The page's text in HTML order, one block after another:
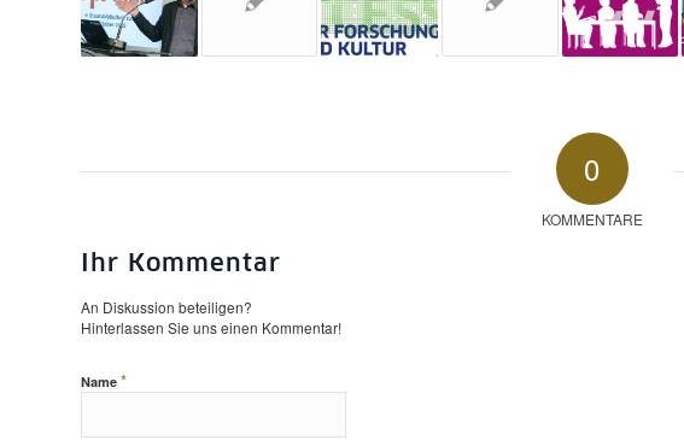
0
KOMMENTARE
Ihr Kommentar
An Diskussion beteiligen?
Hinterlassen Sie uns einen Kommentar!
Name *